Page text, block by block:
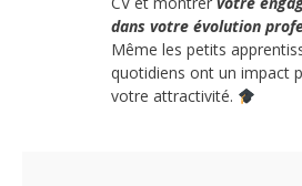
dans votre évolution
Même les petits
quotidiens ont un impact
votre attractivité.